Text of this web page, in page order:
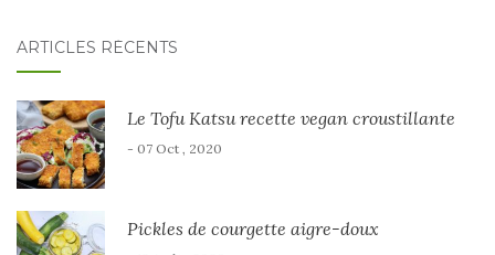
ARTICLES RÉCENTS
Le Tofu Katsu recette vegan croustillante
- 07 Oct , 2020
Pickles de courgette aigre-doux